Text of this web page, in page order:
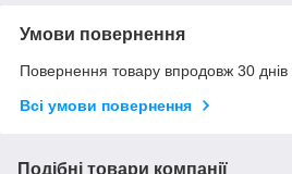
Умови повернення
Повернення товару впродовж 30 днів
Всі умови повернення
Подібні товари компанії